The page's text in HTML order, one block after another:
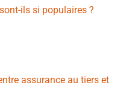
ils si populaires ?
assurance au tiers et